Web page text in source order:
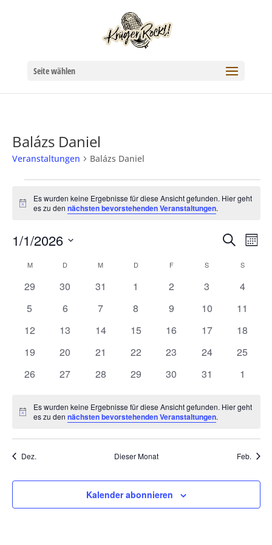
Seite wählen
Balázs Daniel
Veranstaltungen Balázs Daniel
Veranstaltungen
Hinweis
Es wurden keine Ergebnisse für diese Ansicht gefunden. Hier geht
es zu dennächsten bevorstehenden Veranstaltungen.
Suche
und
Suche
1/1/2026
Kalender
von
Veranstaltungen
MMONTAG D DIENSTAGM MITTWOCH
DDONNERSTAG
FFREITAG S SAMSTAGS
0
29
0
30
0
31
0
1
0
2
0
3
0
4
0
5
0
6
0
7
0
8
0
9
0
10
0
11
0
12
0
13
0
14
0
15
0
16
0
17
0
18
0
19
0
20
0
21
0
22
0
23
0
24
0
25
0
26
0
27
0
28
0
29
0
30
0
31
0
1
Hinweis
Es wurden keine Ergebnisse für diese Ansicht gefunden. Hier geht
es zu dennächsten bevorstehenden Veranstaltungen.
Dez. Dieser Monat Feb.
Kalender abonnieren